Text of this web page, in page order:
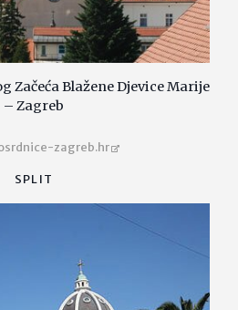
Začeća Blažene Djevice Marije
– Zagreb
zagreb.hr
SPLIT